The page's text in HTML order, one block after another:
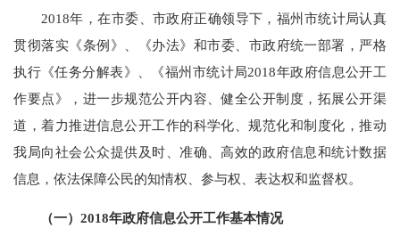
2018年，在市委、市政府正确领导下，福州市统计局认真
贯彻落实 《条例》 《办法》 和市委、市政府统一部署，严格
执行 《任务分解表》、 《福州市统计局2018年政府信息公开工
作要点》， 进一步规范公开内容、健全公开制度，拓展公开渠
道，着力推进信息公开工作的科学化、规范化和制度化 ，推动
我局向社会公众提供及时、准确、高效的政府信息和统计数据
信息 ，依法保障公民的知情权、参与权、表达权和监督权。
（一）2018年政府信息公开工作基本情况